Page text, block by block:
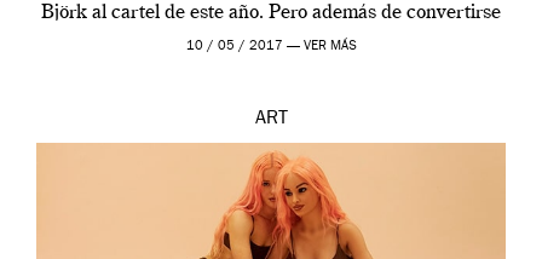
Björk al cartel de este año. Pero además de convertirse
en una de las actuaciones más relevantes […]
10 / 05 / 2017 — VER MÁS
ART